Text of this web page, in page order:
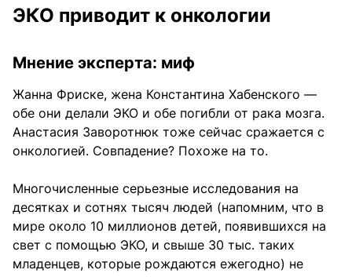
ЭКО приводит к онкологии
Мнение эксперта: миф
Жанна Фриске, жена Константина Хабенского —
обе они делали ЭКО и обе погибли от рака мозга.
Анастасия Заворотнюк тоже сейчас сражается с
онкологией. Совпадение? Похоже на то.
Многочисленные серьезные исследования на
десятках и сотнях тысяч людей (напомним, что в
мире около 10 миллионов детей, появившихся на
свет с помощью ЭКО, и свыше 30 тыс. таких
младенцев, которые рождаются ежегодно) не